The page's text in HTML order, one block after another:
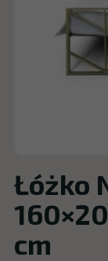
Łóżko
cm